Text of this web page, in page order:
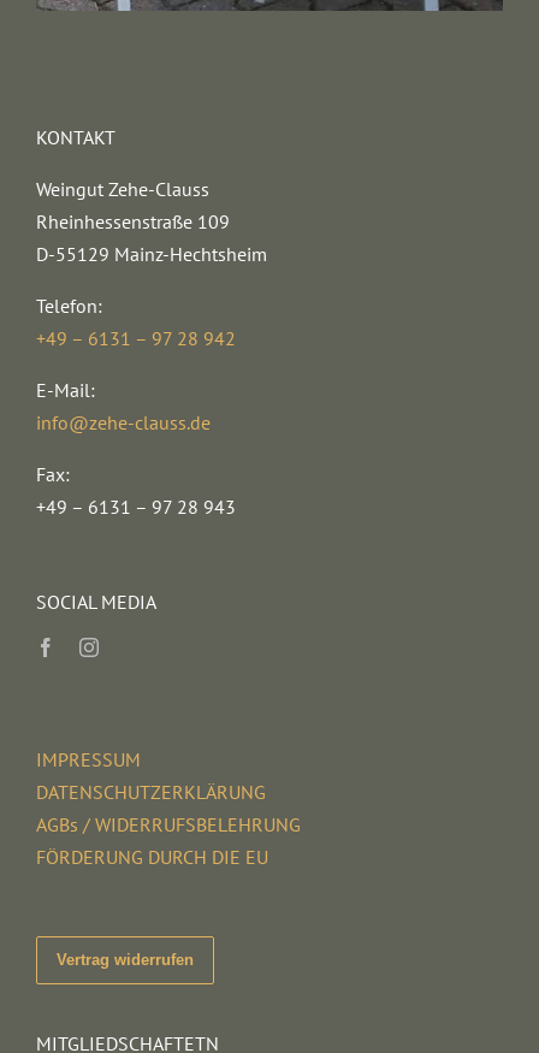
KONTAKT
Weingut Zehe-Clauss
Rheinhessenstraße 109
D-55129 Mainz-Hechtsheim
Telefon:
+49 – 6131 – 97 28 942
E-Mail:
info@zehe-clauss.de
Fax:
+49 – 6131 – 97 28 943
SOCIAL MEDIA
IMPRESSUM
DATENSCHUTZERKLÄRUNG
AGBs / WIDERRUFSBELEHRUNG
FÖRDERUNG DURCH DIE EU
Vertrag widerrufen
MITGLIEDSCHAFTETN